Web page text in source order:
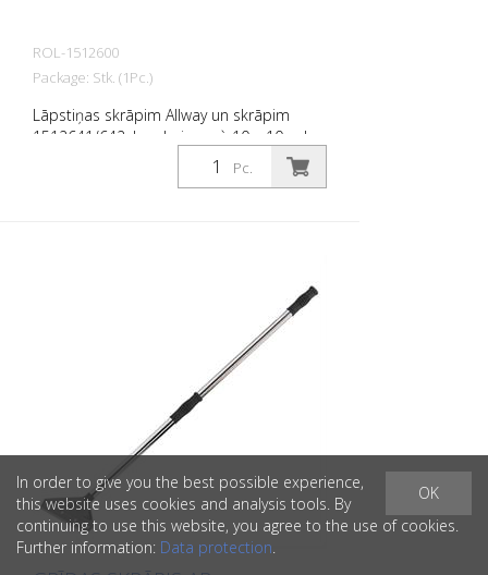
ROL-1512600
Package: Stk. (1Pc.)
Lāpstiņas skrāpim Allway un skrāpim
1512641/642. Iepakojums à 10 x 10 gab.
Pc.
OK
In order to give you the best possible experience,
this website uses cookies and analysis tools. By
continuing to use this website, you agree to the use of cookies.
Further information: Data protection.